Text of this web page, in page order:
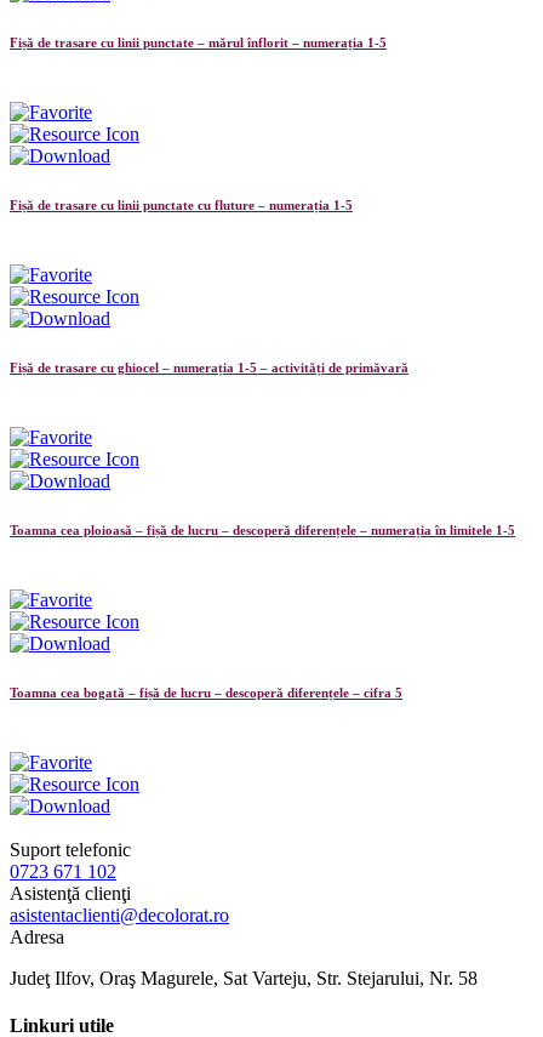
Fișă de trasare cu linii punctate – mărul înflorit – numerația 1-5
Fișă de trasare cu linii punctate cu fluture – numerația 1-5
Fișă de trasare cu ghiocel – numerația 1-5 – activități de primăvară
Toamna cea ploioasă – fișă de lucru – descoperă diferențele – numerația în limitele 1-5
Toamna cea bogată – fișă de lucru – descoperă diferențele – cifra 5
Suport telefonic
0723 671 102
Asistenţă clienţi
asistentaclienti@decolorat.ro
Adresa
Judeţ Ilfov, Oraş Magurele, Sat Varteju, Str. Stejarului, Nr. 58
Linkuri utile